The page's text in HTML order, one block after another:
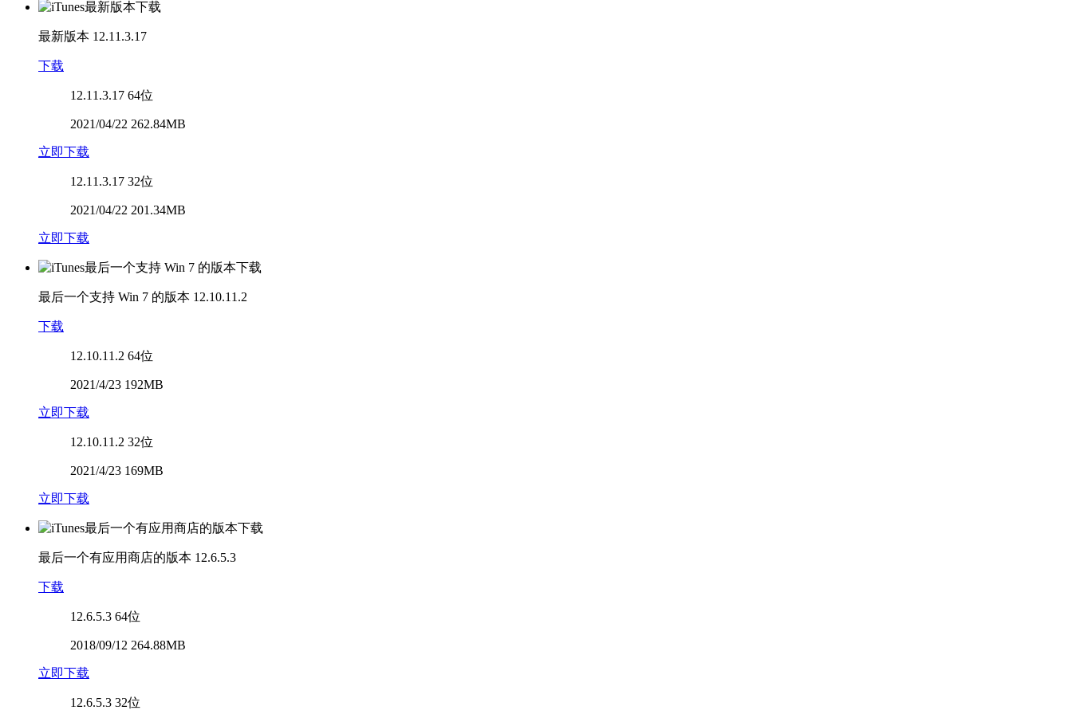
最新版本 12.11.3.17
下载
12.11.3.17 64位
2021/04/22 262.84MB
立即下载
12.11.3.17 32位
2021/04/22 201.34MB
立即下载
最后一个支持 Win 7 的版本 12.10.11.2
下载
12.10.11.2 64位
2021/4/23 192MB
立即下载
12.10.11.2 32位
2021/4/23 169MB
立即下载
最后一个有应用商店的版本 12.6.5.3
下载
12.6.5.3 64位
2018/09/12 264.88MB
立即下载
12.6.5.3 32位